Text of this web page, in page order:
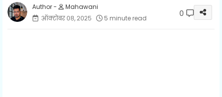
Mahawani
ऑक्टोबर ०८, २०२५
5 minute read 0